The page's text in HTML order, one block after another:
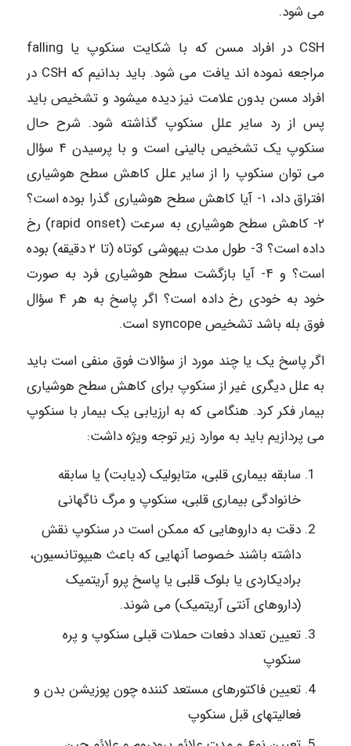
می شود.
CSH در افراد مسن که با شکایت سنکوپ یا falling
مراجعه نموده اند یافت می شود. باید بدانیم که CSH در
افراد مسن بدون علامت نیز دیده میشود و تشخیص باید
پس از رد سایر علل سنکوپ گذاشته شود. شرح حال
سنکوپ یک تشخیص بالینی است و با پرسیدن ۴ سؤال
می توان سنکوپ را از سایر علل کاهش سطح هوشیاری
افتراق داد، ۱- آیا کاهش سطح هوشیاری گذرا بوده است؟
٢- کاهش سطح هوشیاری به سرعت (rapid onset) رخ
داده است؟ 3- طول مدت بیهوشی کوتاه (تا ۲ دقیقه) بوده
است؟ و ۴- آیا بازگشت سطح هوشیاری فرد به صورت
خود به خودی رخ داده است؟ اگر پاسخ به هر ۴ سؤال
فوق بله باشد تشخیص syncope است.
اگر پاسخ یک یا چند مورد از سؤالات فوق منفی است باید
به علل دیگری غیر از سنکوپ برای کاهش سطح هوشیاری
بیمار فکر کرد. هنگامی که به ارزیابی یک بیمار با سنکوپ
می پردازیم باید به موارد زیر توجه ویژه داشت:
سابقه بیماری قلبی، متابولیک (دیابت) یا سابقه
خانوادگی بیماری قلبی، سنکوپ و مرگ ناگهانی
دقت به داروهایی که ممکن است در سنکوپ نقش
داشته باشند خصوصا آنهایی که باعث هیپوتانسیون،
برادیکاردی یا بلوک قلبی یا پاسخ پرو آریتمیک
(داروهای آنتی آریتمیک) می شوند.
تعیین تعداد دفعات حملات قبلی سنکوپ و پره
سنکوپ
تعیین فاکتورهای مستعد کننده چون پوزیشن بدن و
فعالیتهای قبل سنکوپ